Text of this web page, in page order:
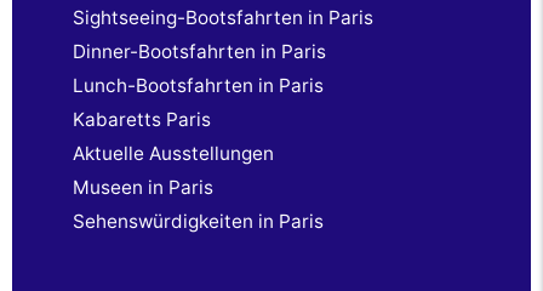
Sightseeing-Bootsfahrten in Paris
Dinner-Bootsfahrten in Paris
Lunch-Bootsfahrten in Paris
Kabaretts Paris
Aktuelle Ausstellungen
Museen in Paris
Sehenswürdigkeiten in Paris